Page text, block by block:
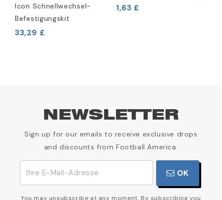
Icon Schnellwechsel-
Befestigungskit
33,29 £
1,63 £
NEWSLETTER
Sign up for our emails to receive exclusive drops
and discounts from Football America.
OK
You may unsubscribe at any moment. By subscribing you